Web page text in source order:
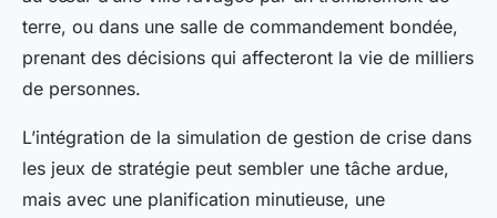
terre, ou dans une salle de commandement bondée,
prenant des décisions qui affecteront la vie de milliers
de personnes.
L’intégration de la simulation de gestion de crise dans
les jeux de stratégie peut sembler une tâche ardue,
mais avec une planification minutieuse, une